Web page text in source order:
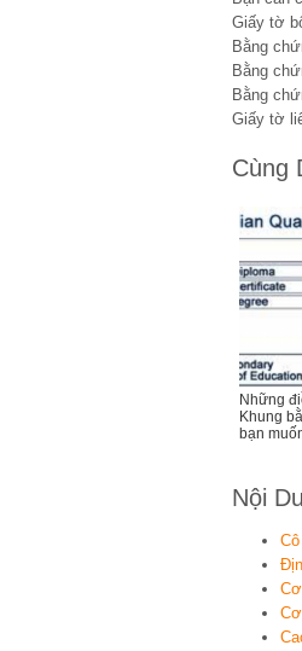
Giấy tờ
Bằng
Bằng
Bằng
Giấy tờ
Cùng
Những
Khung
bạn
Nội